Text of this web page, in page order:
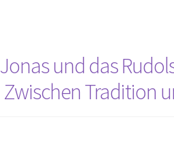
finden!
Jonas und das
Zwischen Tradition